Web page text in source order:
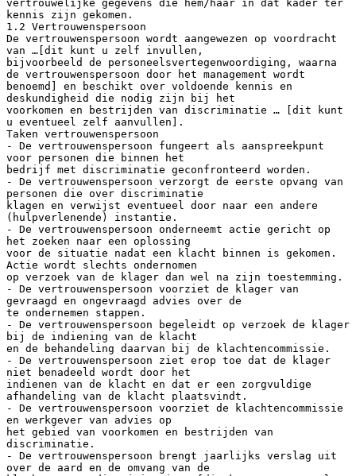
vertrouwelijke gegevens die hem/haar in dat kader ter
kennis zijn gekomen.
1.2 Vertrouwenspersoon
De vertrouwenspersoon wordt aangewezen op voordracht
van …[dit kunt u zelf invullen,
bijvoorbeeld de personeelsvertegenwoordiging, waarna
de vertrouwenspersoon door het management wordt
benoemd] en beschikt over voldoende kennis en
deskundigheid die nodig zijn bij het
voorkomen en bestrijden van discriminatie … [dit kunt
u eventueel zelf aanvullen].
Taken vertrouwenspersoon
- De vertrouwenspersoon fungeert als aanspreekpunt
voor personen die binnen het
bedrijf met discriminatie geconfronteerd worden.
- De vertrouwenspersoon verzorgt de eerste opvang van
personen die over discriminatie
klagen en verwijst eventueel door naar een andere
(hulpverlenende) instantie.
- De vertrouwenspersoon onderneemt actie gericht op
het zoeken naar een oplossing
voor de situatie nadat een klacht binnen is gekomen.
Actie wordt slechts ondernomen
op verzoek van de klager dan wel na zijn toestemming.
- De vertrouwenspersoon voorziet de klager van
gevraagd en ongevraagd advies over de
te ondernemen stappen.
- De vertrouwenspersoon begeleidt op verzoek de klager
bij de indiening van de klacht
en de behandeling daarvan bij de klachtencommissie.
- De vertrouwenspersoon ziet erop toe dat de klager
niet benadeeld wordt door het
indienen van de klacht en dat er een zorgvuldige
afhandeling van de klacht plaatsvindt.
- De vertrouwenspersoon voorziet de klachtencommissie
en werkgever van advies op
het gebied van voorkomen en bestrijden van
discriminatie.
- De vertrouwenspersoon brengt jaarlijks verslag uit
over de aard en de omvang van de